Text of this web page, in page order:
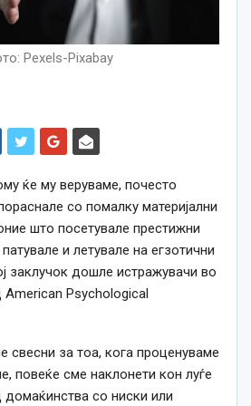
Pexels-Pixabay
ќе му веруваме, почесто
со помалку материјални
што посетувале престижни
и летувале на егзотични
заклучок дошле истражувачи во
American Psychological
за тоа, кога проценуваме
повеќе сме наклонети кон луѓе
домаќинства со ниски или